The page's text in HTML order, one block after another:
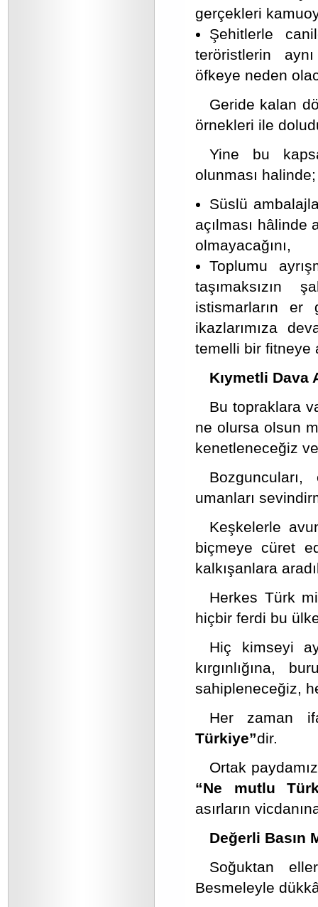
gerçekleri
Şehitlerle
teröristlerin
öfkeye neden
Geride kalan
örnekleri ile
Yine bu
olunması halinde;
Süslü
açılması hâlinde
olmayacağını,
Toplumu
taşımaksızın
istismarların er
ikazlarımıza
temelli bir fitneye
Kıymetli Dava
Bu topraklara
ne olursa olsun
kenetleneceğiz
umanları
Keşkelerle
biçmeye cüret
kalkışanlara
Herkes Türk
hiçbir ferdi bu
Hiç kimseyi
kırgınlığına,
sahipleneceğiz,
Her zaman
Türkiye”dir.
Ortak
“Ne mutlu
asırların
Değerli Basın
Soğuktan
Besmeleyle